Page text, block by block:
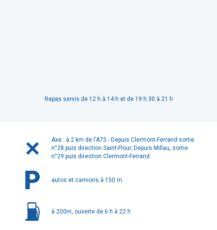
Repas servis de 12 h à 14 h et de 19 h 30 à 21 h
Axe : à 2 km de l'A75 - Depuis Clermont-Ferrand sortie
n°28 puis direction Saint-Flour; Depuis Millau, sortie
n°29 puis direction Clermont-Ferrand
autos et camions à 150 m
à 200m, ouverte de 6 h à 22 h